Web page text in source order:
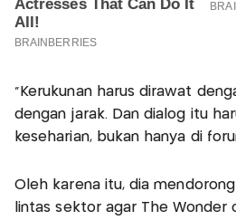
“Kerukunan harus dirawat
dengan jarak. Dan dialog itu
keseharian, bukan hanya di
Oleh karena itu, dia
lintas sektor agar The Wonder